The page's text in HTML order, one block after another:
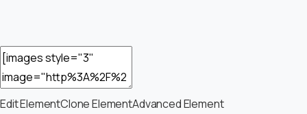
Edit ElementClone ElementAdvanced Element